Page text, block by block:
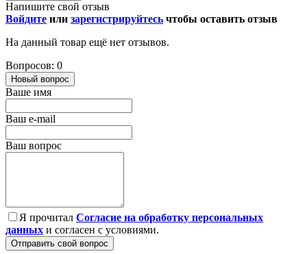
Напишите свой отзыв
Войдите или зарегистрируйтесь чтобы оставить отзыв
На данный товар ещё нет отзывов.
Вопросов: 0
Новый вопрос
Ваше имя
Ваш e-mail
Ваш вопрос
Я прочитал Согласие на обработку персональных
данных и согласен с условиями.
Отправить свой вопрос